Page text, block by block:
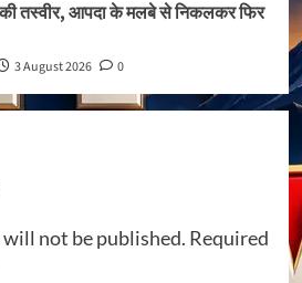
की तस्वीर, आपदा के मलबे से निकलकर फिर
3 August 2026 0
not be published. Required